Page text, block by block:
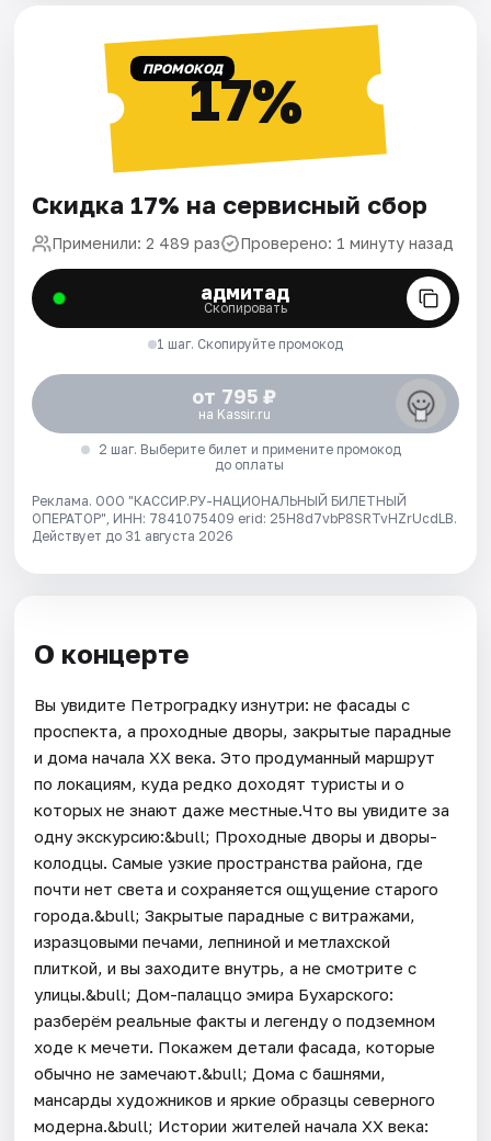
ПРОМОКОД17%
Скидка 17% на сервисный сбор
Применили: 2 489 раз Проверено: 1 минуту назад
адмитад
Скопировать
1 шаг. Скопируйте промокод
от 795 ₽
на Kassir.ru
2 шаг. Выберите билет и примените промокод
до оплаты
Реклама. ООО "КАССИР.РУ-НАЦИОНАЛЬНЫЙ БИЛЕТНЫЙ
ОПЕРАТОР", ИНН: 7841075409 erid: 25H8d7vbP8SRTvHZrUcdLB.
Действует до 31 августа 2026
О концерте
Вы увидите Петроградку изнутри: не фасады с
проспекта, а проходные дворы, закрытые парадные
и дома начала XX века. Это продуманный маршрут
по локациям, куда редко доходят туристы и о
которых не знают даже местные.Что вы увидите за
одну экскурсию:&bull; Проходные дворы и дворы-
колодцы. Самые узкие пространства района, где
почти нет света и сохраняется ощущение старого
города.&bull; Закрытые парадные с витражами,
изразцовыми печами, лепниной и метлахской
плиткой, и вы заходите внутрь, а не смотрите с
улицы.&bull; Дом-палаццо эмира Бухарского:
разберём реальные факты и легенду о подземном
ходе к мечети. Покажем детали фасада, которые
обычно не замечают.&bull; Дома с башнями,
мансарды художников и яркие образцы северного
модерна.&bull; Истории жителей начала XX века: